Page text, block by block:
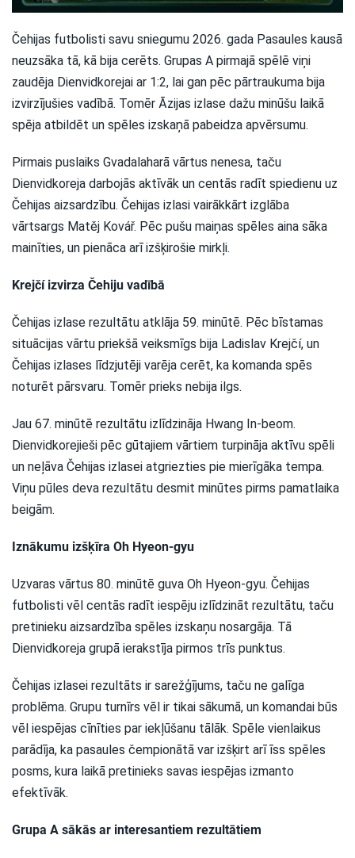
Čehijas futbolisti savu sniegumu 2026. gada Pasaules kausā
neuzsāka tā, kā bija cerēts. Grupas A pirmajā spēlē viņi
zaudēja Dienvidkorejai ar 1:2, lai gan pēc pārtraukuma bija
izvirzījušies vadībā. Tomēr Āzijas izlase dažu minūšu laikā
spēja atbildēt un spēles izskaņā pabeidza apvērsumu.
Pirmais puslaiks Gvadalaharā vārtus nenesa, taču
Dienvidkoreja darbojās aktīvāk un centās radīt spiedienu uz
Čehijas aizsardzību. Čehijas izlasi vairākkārt izglāba
vārtsargs Matěj Kovář. Pēc pušu maiņas spēles aina sāka
mainīties, un pienāca arī izšķirošie mirkļi.
Krejčí izvirza Čehiju vadībā
Čehijas izlase rezultātu atklāja 59. minūtē. Pēc bīstamas
situācijas vārtu priekšā veiksmīgs bija Ladislav Krejčí, un
Čehijas izlases līdzjutēji varēja cerēt, ka komanda spēs
noturēt pārsvaru. Tomēr prieks nebija ilgs.
Jau 67. minūtē rezultātu izlīdzināja Hwang In-beom.
Dienvidkorejieši pēc gūtajiem vārtiem turpināja aktīvu spēli
un neļāva Čehijas izlasei atgriezties pie mierīgāka tempa.
Viņu pūles deva rezultātu desmit minūtes pirms pamatlaika
beigām.
Iznākumu izšķīra Oh Hyeon-gyu
Uzvaras vārtus 80. minūtē guva Oh Hyeon-gyu. Čehijas
futbolisti vēl centās radīt iespēju izlīdzināt rezultātu, taču
pretinieku aizsardzība spēles izskaņu nosargāja. Tā
Dienvidkoreja grupā ierakstīja pirmos trīs punktus.
Čehijas izlasei rezultāts ir sarežģījums, taču ne galīga
problēma. Grupu turnīrs vēl ir tikai sākumā, un komandai būs
vēl iespējas cīnīties par iekļūšanu tālāk. Spēle vienlaikus
parādīja, ka pasaules čempionātā var izšķirt arī īss spēles
posms, kura laikā pretinieks savas iespējas izmanto
efektīvāk.
Grupa A sākās ar interesantiem rezultātiem